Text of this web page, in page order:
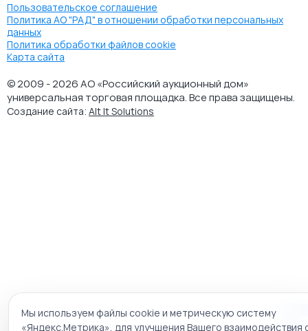
Пользовательское соглашение
Политика АО "РАД" в отношении обработки персональных
данных
Политика обработки файлов cookie
Карта сайта
© 2009 - 2026 АО «Российский аукционный дом»
универсальная торговая площадка. Все права защищены.
Создание сайта: Alt It Solutions
Мы используем файлы cookie и метрическую систему
«Яндекс.Метрика», для улучшения Вашего взаимодействия